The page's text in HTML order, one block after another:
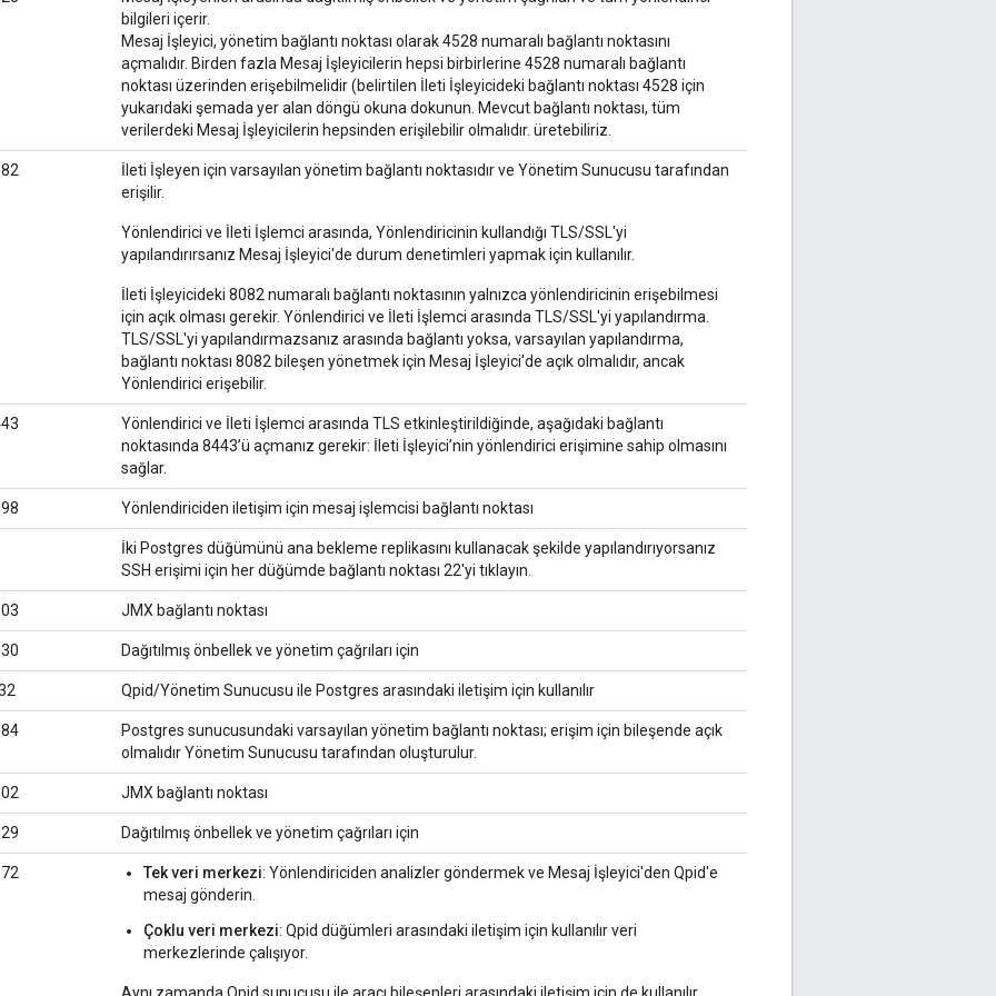
bilgileri içerir.
Mesaj İşleyici, yönetim bağlantı noktası olarak 4528 numaralı bağlantı noktasını
açmalıdır. Birden fazla Mesaj İşleyicilerin hepsi birbirlerine 4528 numaralı bağlantı
noktası üzerinden erişebilmelidir (belirtilen İleti İşleyicideki bağlantı noktası 4528 için
yukarıdaki şemada yer alan döngü okuna dokunun. Mevcut bağlantı noktası, tüm
verilerdeki Mesaj İşleyicilerin hepsinden erişilebilir olmalıdır. üretebiliriz.
İleti İşleyen için varsayılan yönetim bağlantı noktasıdır ve Yönetim Sunucusu tarafından
erişilir.
Yönlendirici ve İleti İşlemci arasında, Yönlendiricinin kullandığı TLS/SSL'yi
yapılandırırsanız Mesaj İşleyici'de durum denetimleri yapmak için kullanılır.
İleti İşleyicideki 8082 numaralı bağlantı noktasının yalnızca yönlendiricinin erişebilmesi
için açık olması gerekir. Yönlendirici ve İleti İşlemci arasında TLS/SSL'yi yapılandırma.
TLS/SSL'yi yapılandırmazsanız arasında bağlantı yoksa, varsayılan yapılandırma,
bağlantı noktası 8082 bileşen yönetmek için Mesaj İşleyici'de açık olmalıdır, ancak
Yönlendirici erişebilir.
Yönlendirici ve İleti İşlemci arasında TLS etkinleştirildiğinde, aşağıdaki bağlantı
noktasında 8443’ü açmanız gerekir: İleti İşleyici’nin yönlendirici erişimine sahip olmasını
sağlar.
Yönlendiriciden iletişim için mesaj işlemcisi bağlantı noktası
İki Postgres düğümünü ana bekleme replikasını kullanacak şekilde yapılandırıyorsanız
SSH erişimi için her düğümde bağlantı noktası 22'yi tıklayın.
JMX bağlantı noktası
Dağıtılmış önbellek ve yönetim çağrıları için
Qpid/Yönetim Sunucusu ile Postgres arasındaki iletişim için kullanılır
Postgres sunucusundaki varsayılan yönetim bağlantı noktası; erişim için bileşende açık
olmalıdır Yönetim Sunucusu tarafından oluşturulur.
JMX bağlantı noktası
Dağıtılmış önbellek ve yönetim çağrıları için
Tek veri merkezi: Yönlendiriciden analizler göndermek ve Mesaj İşleyici'den Qpid'e
mesaj gönderin.
Çoklu veri merkezi: Qpid düğümleri arasındaki iletişim için kullanılır veri
merkezlerinde çalışıyor.